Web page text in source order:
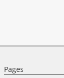
Pages